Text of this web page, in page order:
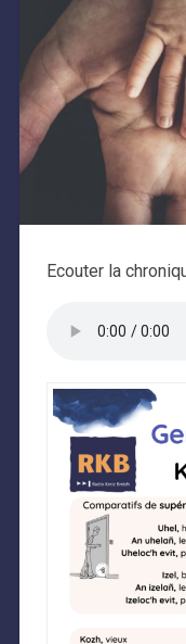
Ecouter la